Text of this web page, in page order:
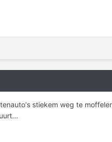
stiekem weg te